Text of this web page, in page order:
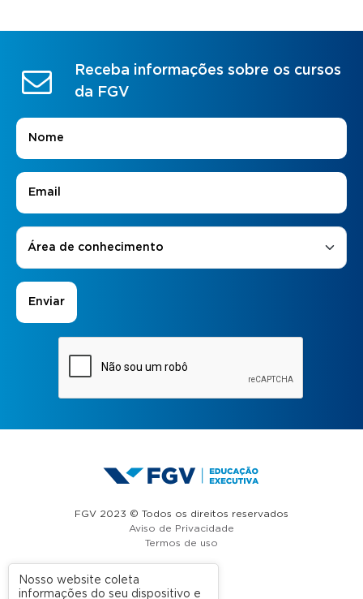
Receba informações sobre os cursos
da FGV
Nome
E-mail
Áreas de Interesse
Área de conhecimento
FGV 2023 © Todos os direitos reservados
Aviso de Privacidade
Termos de uso
Nosso website coleta
informações do seu dispositivo e